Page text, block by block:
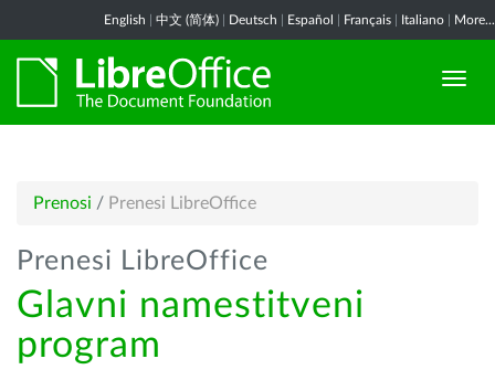
English 中文 (简体) Deutsch Español Français Italiano More...
Prenosi / Prenesi LibreOffice
Prenesi LibreOffice
Glavni namestitveni
program